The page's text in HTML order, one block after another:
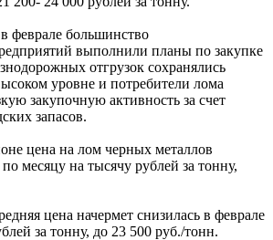
феврале большинство
выполнили планы по закупке
отгрузок сохранялись
уровне и потребители лома
закупочную активность за счет
запасов.
цена на лом черных металлов
месяцу на тысячу рублей за тонну,
цена начермет снизилась в феврале
за тонну, до 23 500 руб./тонн.